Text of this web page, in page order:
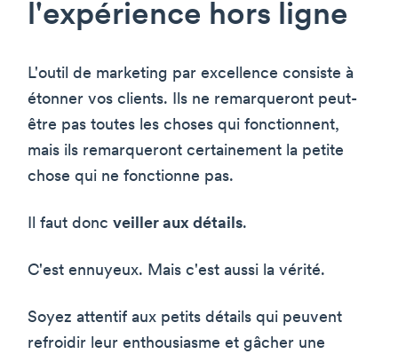
l'expérience hors ligne
L'outil de marketing par excellence consiste à
étonner vos clients. Ils ne remarqueront peut-
être pas toutes les choses qui fonctionnent,
mais ils remarqueront certainement la petite
chose qui ne fonctionne pas.
Il faut donc veiller aux détails.
C'est ennuyeux. Mais c'est aussi la vérité.
Soyez attentif aux petits détails qui peuvent
refroidir leur enthousiasme et gâcher une